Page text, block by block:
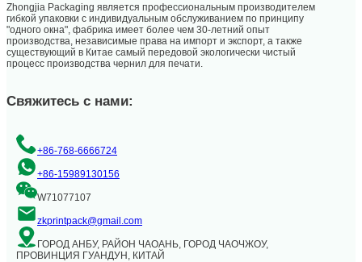
Zhongjia Packaging является профессиональным производителем
гибкой упаковки с индивидуальным обслуживанием по принципу
"одного окна", фабрика имеет более чем 30-летний опыт
производства, независимые права на импорт и экспорт, а также
существующий в Китае самый передовой экологически чистый
процесс производства чернил для печати.
Свяжитесь с нами:
+86-768-6666724
+86-15989130156
W71077107
zkprintpack@gmail.com
ГОРОД АНБУ, РАЙОН ЧАОАНЬ, ГОРОД ЧАОЧЖОУ,
ПРОВИНЦИЯ ГУАНДУН, КИТАЙ